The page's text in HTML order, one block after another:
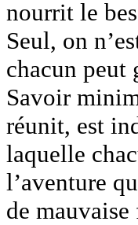
nourrit le
Seul, on
chacun peut
Savoir
réunit, est
laquelle
l’aventure
de